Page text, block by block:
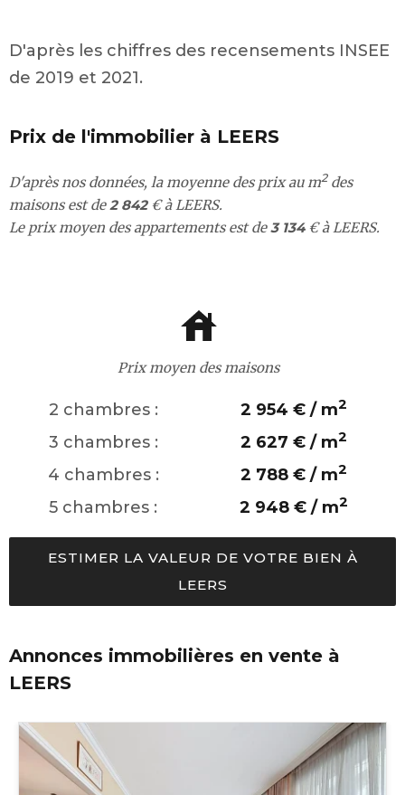
D'après les chiffres des recensements INSEE
de 2019 et 2021.
Prix de l'immobilier à LEERS
D'après nos données, la moyenne des prix au m2des
maisons est de2 842€ à LEERS.
Le prix moyen des appartements est de3 134€ à LEERS.
Prix moyen des maisons
2 chambres : 2 954 € / m2
3 chambres : 2 627 € / m2
4 chambres : 2 788 € / m2
5 chambres : 2 948 € / m2
ESTIMER LA VALEUR DE VOTRE BIEN À
LEERS
Annonces immobilières en vente à
LEERS